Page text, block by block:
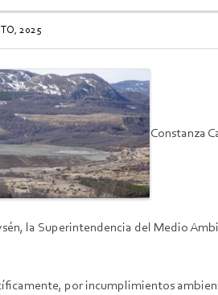
2025
Constanza
la Superintendencia del Medio
por incumplimientos